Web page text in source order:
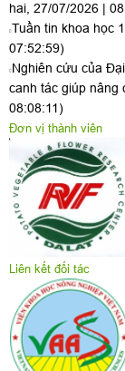
hai, 27/07/2026 |
Tuần tin khoa học
07:52:59)
Nghiên cứu của
canh tác giúp nâng
08:08:11)
Đơn vị thành viên
Liên kết đối tác